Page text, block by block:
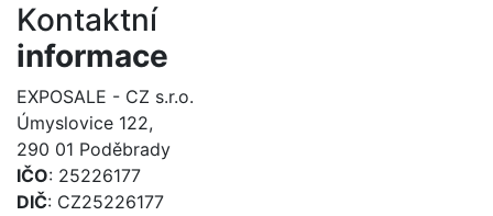
Kontaktní
informace
EXPOSALE - CZ s.r.o.
Úmyslovice 122,
290 01 Poděbrady
IČO: 25226177
DIČ: CZ25226177